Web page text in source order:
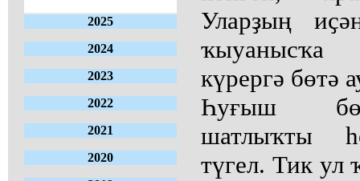
2025
2024
2023
2022
2021
2020
Уларҙың
ҡыуанысҡа
күрергә бөтә
Һуғыш
шатлыҡты
түгел. Тик ул